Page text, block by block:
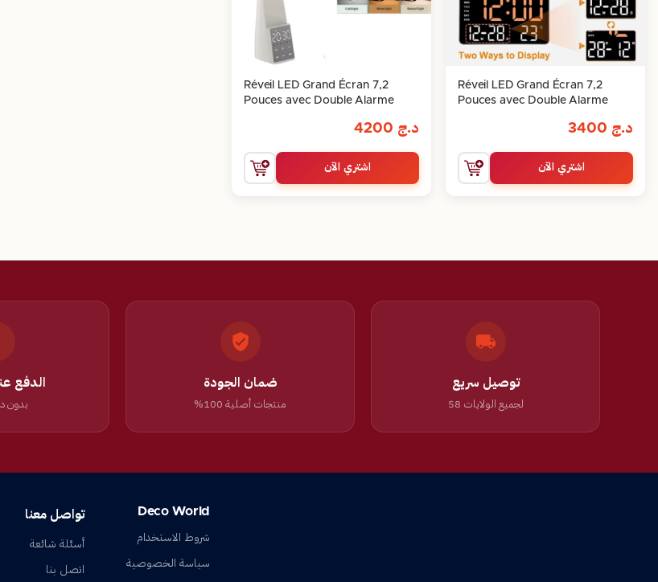
Réveil LED Grand Écran 7,2
Pouces avec Double Alarme
د.ج
اشتري الآن
Réveil LED Grand Écran 7,2
Pouces avec Double Alarme
د.ج
اشتري الآن
توصيل سريع
لجميع الولايات 58
ضمان الجودة
منتجات أصلية 100%
الدفع
بدون
Deco World
شروط الاستخدام
سياسة الخصوصية
تواصل معنا
أسئلة شائعة
اتصل بنا